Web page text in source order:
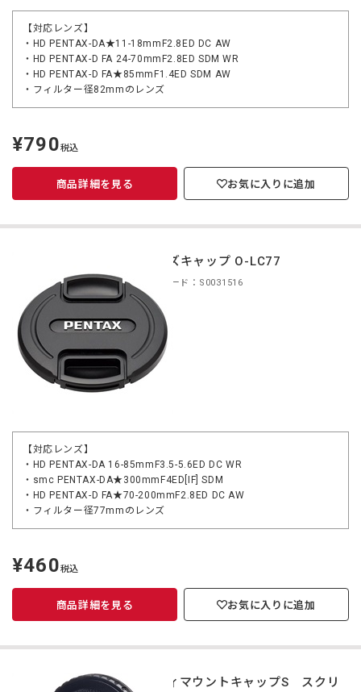
【対応レンズ】
・HD PENTAX-DA★11-18mmF2.8ED DC AW
・HD PENTAX-D FA 24-70mmF2.8ED SDM WR
・HD PENTAX-D FA★85mmF1.4ED SDM AW
・フィルター径82mmのレンズ
定
価
¥790税込
商品詳細を見る お気に入りに追加
レンズキャップ O-LC77
商品コード：S0031516
【対応レンズ】
・HD PENTAX-DA 16-85mmF3.5-5.6ED DC WR
・smc PENTAX-DA★300mmF4ED[IF] SDM
・HD PENTAX-D FA★70-200mmF2.8ED DC AW
・フィルター径77mmのレンズ
定
価
¥460税込
商品詳細を見る お気に入りに追加
ボディマウントキャップS スクリ